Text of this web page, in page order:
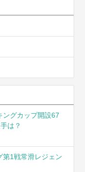
ングカップ開設67
は？
第1戦常滑レジェン